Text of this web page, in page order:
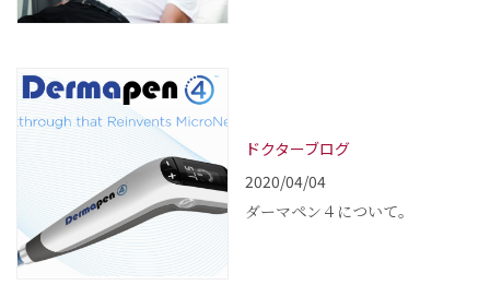
ドクターブログ
2020/04/04
ダーマペン４について。